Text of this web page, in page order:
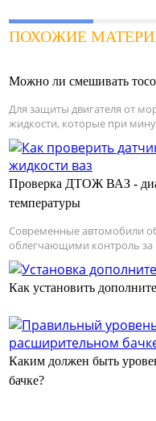
ПОХОЖИЕ
Можно ли смешивать
Для защиты двигателя от
жидкости, которые при
Проверка ДТОЖ ВАЗ -
температуры
Современные автомобили
облегчающими контроль за
Как установить
Каким должен быть
бачке?